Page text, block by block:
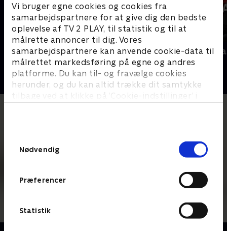
Vi bruger egne cookies og cookies fra
samarbejdspartnere for at give dig den bedste
oplevelse af TV 2 PLAY, til statistik og til at
målrette annoncer til dig. Vores
samarbejdspartnere kan anvende cookie-data til
målrettet markedsføring på egne og andres
platforme. Du kan til- og fravælge cookies
herunder, og du kan altid trække dit samtykke
tilbage ved at klikke på ’Cookie-indstillinger’ i
Nødvendig
Præferencer
Statistik
Interview med dronning Margrethe
- 100-året for Genforeningen
2020 • Nyheder • 38 min
Nyheder